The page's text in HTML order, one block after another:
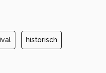
historisch